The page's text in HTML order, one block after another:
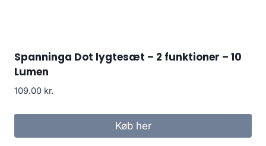
Spanninga Dot lygtesæt – 2 funktioner – 10
Lumen
109.00 kr.
Køb her